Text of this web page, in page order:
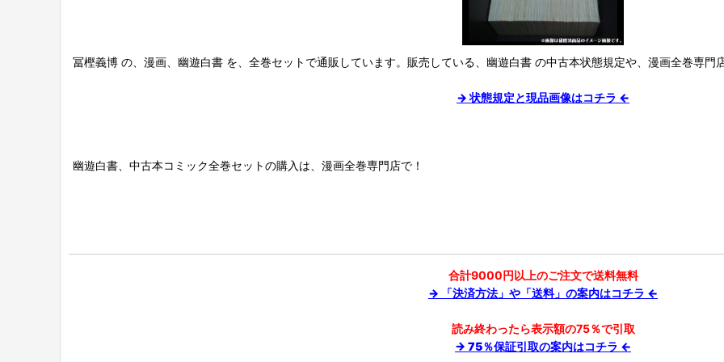
冨樫義博 の、漫画、幽遊白書 を、全巻セットで通販しています。販売している、幽遊白書 の中古本状態規定や、漫画全巻専
→ 状態規定と現品画像はコチラ ←
幽遊白書、中古本コミック全巻セットの購入は、漫画全巻専門店で！
合計9000円以上のご注文で送料無料
→ 「決済方法」や「送料」の案内はコチラ ←
読み終わったら表示額の75％で引取
→ 75％保証引取の案内はコチラ ←